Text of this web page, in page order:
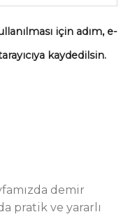
için adım, e-
kaydedilsin.
demir
pratik ve yararlı